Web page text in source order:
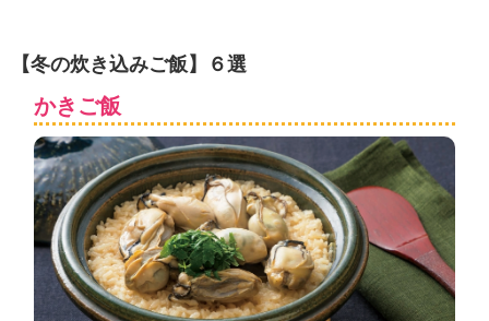
ョ
「
み
ん
な
の
き
ょ
う
の
【冬の炊き込みご飯】６選
かきご飯